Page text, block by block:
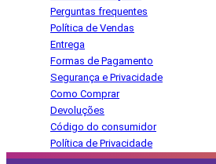
Perguntas frequentes
Política de Vendas
Entrega
Formas de Pagamento
Segurança e Privacidade
Como Comprar
Devoluções
Código do consumidor
Política de Privacidade